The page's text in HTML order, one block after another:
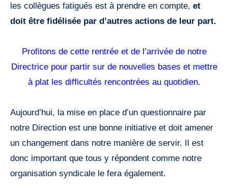
les collègues fatigués est à prendre en compte, et
doit être fidélisée par d’autres actions de leur part.
Profitons de cette rentrée et de l’arrivée de notre
Directrice pour partir sur de nouvelles bases et mettre
à plat les difficultés rencontrées au quotidien.
Aujourd’hui, la mise en place d’un questionnaire par
notre Direction est une bonne initiative et doit amener
un changement dans notre manière de servir. Il est
donc important que tous y répondent comme notre
organisation syndicale le fera également.